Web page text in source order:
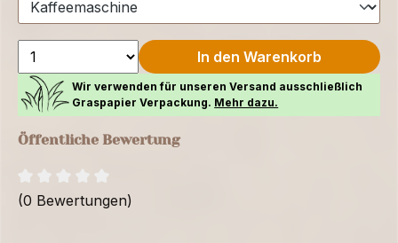
In den Warenkorb
Wir verwenden für unseren Versand ausschließlich
Graspapier Verpackung. Mehr dazu.
Öffentliche Bewertung
(0 Bewertungen)